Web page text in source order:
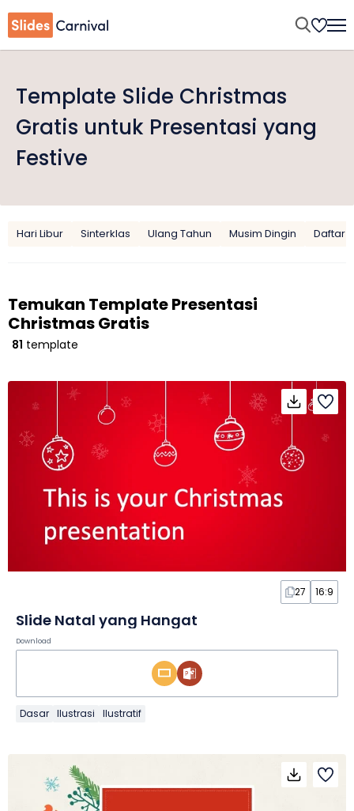
Template Slide Christmas
Gratis untuk Presentasi yang
Festive
Hari Libur Sinterklas Ulang Tahun Musim Dingin Daftar
Temukan Template Presentasi
Christmas Gratis
81 template
27 16:9
Slide Natal yang Hangat
Download
Dasar Ilustrasi Ilustratif